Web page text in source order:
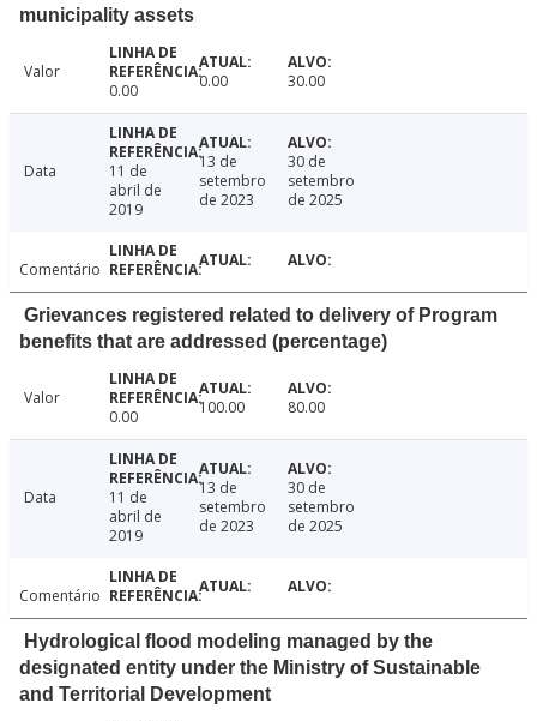
municipality assets
Valor
0.00
0.00 30.00
Data
11 de
abril de
2019
13 de
setembro
de 2023
30 de
setembro
de 2025
Comentário
Grievances registered related to delivery of Program
benefits that are addressed (percentage)
Valor
0.00
100.00 80.00
Data
11 de
abril de
2019
13 de
setembro
de 2023
30 de
setembro
de 2025
Comentário
Hydrological flood modeling managed by the
designated entity under the Ministry of Sustainable
and Territorial Development